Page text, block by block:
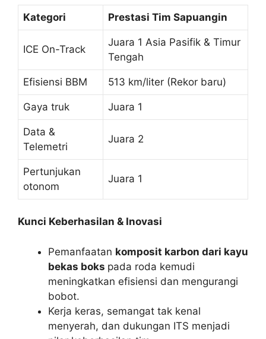
Kategori Prestasi Tim Sapuangin
ICE On-Track
Juara 1 Asia Pasifik & Timur
Tengah
Efisiensi BBM 513 km/liter (Rekor baru)
Gaya truk Juara 1
Data &
Telemetri
Juara 2
Pertunjukan
otonom
Juara 1
Kunci Keberhasilan & Inovasi
Pemanfaatan komposit karbon dari kayu
bekas boks pada roda kemudi
meningkatkan efisiensi dan mengurangi
bobot.
Kerja keras, semangat tak kenal
menyerah, dan dukungan ITS menjadi